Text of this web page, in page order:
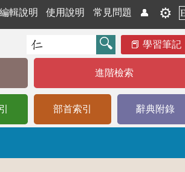
輯說明 使用說明 常見問題 👤 ⚙️
學習筆記
進階檢索
部首索引 辭典附錄